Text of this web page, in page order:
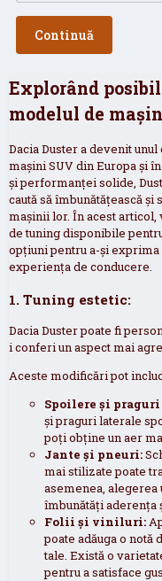
Continuă
Explorând
modelul de
Dacia Duster a devenit
mașini SUV din Europa și
și performanței solide,
caută să îmbunătățească
mașinii lor. În acest
de tuning disponibile
opțiuni pentru a-și
experiența de conducere.
1. Tuning estetic:
Dacia Duster poate fi
i conferi un aspect mai
Aceste modificări pot
Spoilere și
și praguri laterale
poți obține un aer
Jante și pneuri:
mai stilizate poate
asemenea,
îmbunătăți aderența
Folii și viniluri:
poate adăuga o
tale. Există o
pentru a satisface